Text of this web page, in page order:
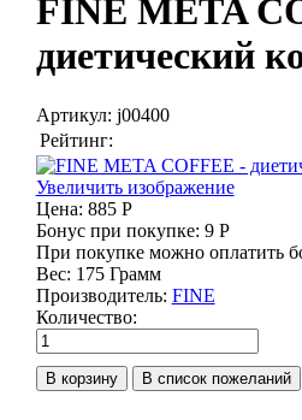
FINE META
диетический
Артикул: j00400
Рейтинг:
Увеличить изображение
Цена: 885 Р
Бонус при покупке: 9 Р
При покупке можно оплатить
Вес: 175 Грамм
Производитель: FINE
Количество:
В корзину